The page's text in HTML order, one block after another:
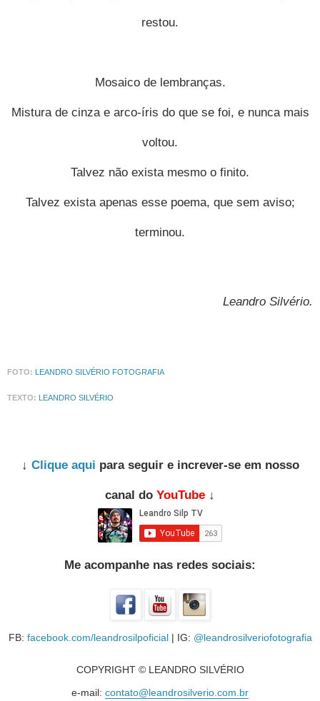
restou.
Mosaico de lembranças.
Mistura de cinza e arco-íris do que se foi, e nunca mais
voltou.
Talvez não exista mesmo o finito.
Talvez exista apenas esse poema, que sem aviso;
terminou.
Leandro Silvério.
FOTO: LEANDRO SILVÉRIO FOTOGRAFIA
TEXTO: LEANDRO SILVÉRIO
↓ Clique aqui para seguir e increver-se em nosso
canal do YouTube ↓
Me acompanhe nas redes sociais:
FB: facebook.com/leandrosilpoficial| IG: @leandrosilveriofotografia
COPYRIGHT © LEANDRO SILVÉRIO
e-mail: contato@leandrosilverio.com.br